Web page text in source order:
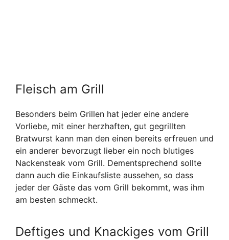
Fleisch am Grill
Besonders beim Grillen hat jeder eine andere
Vorliebe, mit einer herzhaften, gut gegrillten
Bratwurst kann man den einen bereits erfreuen und
ein anderer bevorzugt lieber ein noch blutiges
Nackensteak vom Grill. Dementsprechend sollte
dann auch die Einkaufsliste aussehen, so dass
jeder der Gäste das vom Grill bekommt, was ihm
am besten schmeckt.
Deftiges und Knackiges vom Grill